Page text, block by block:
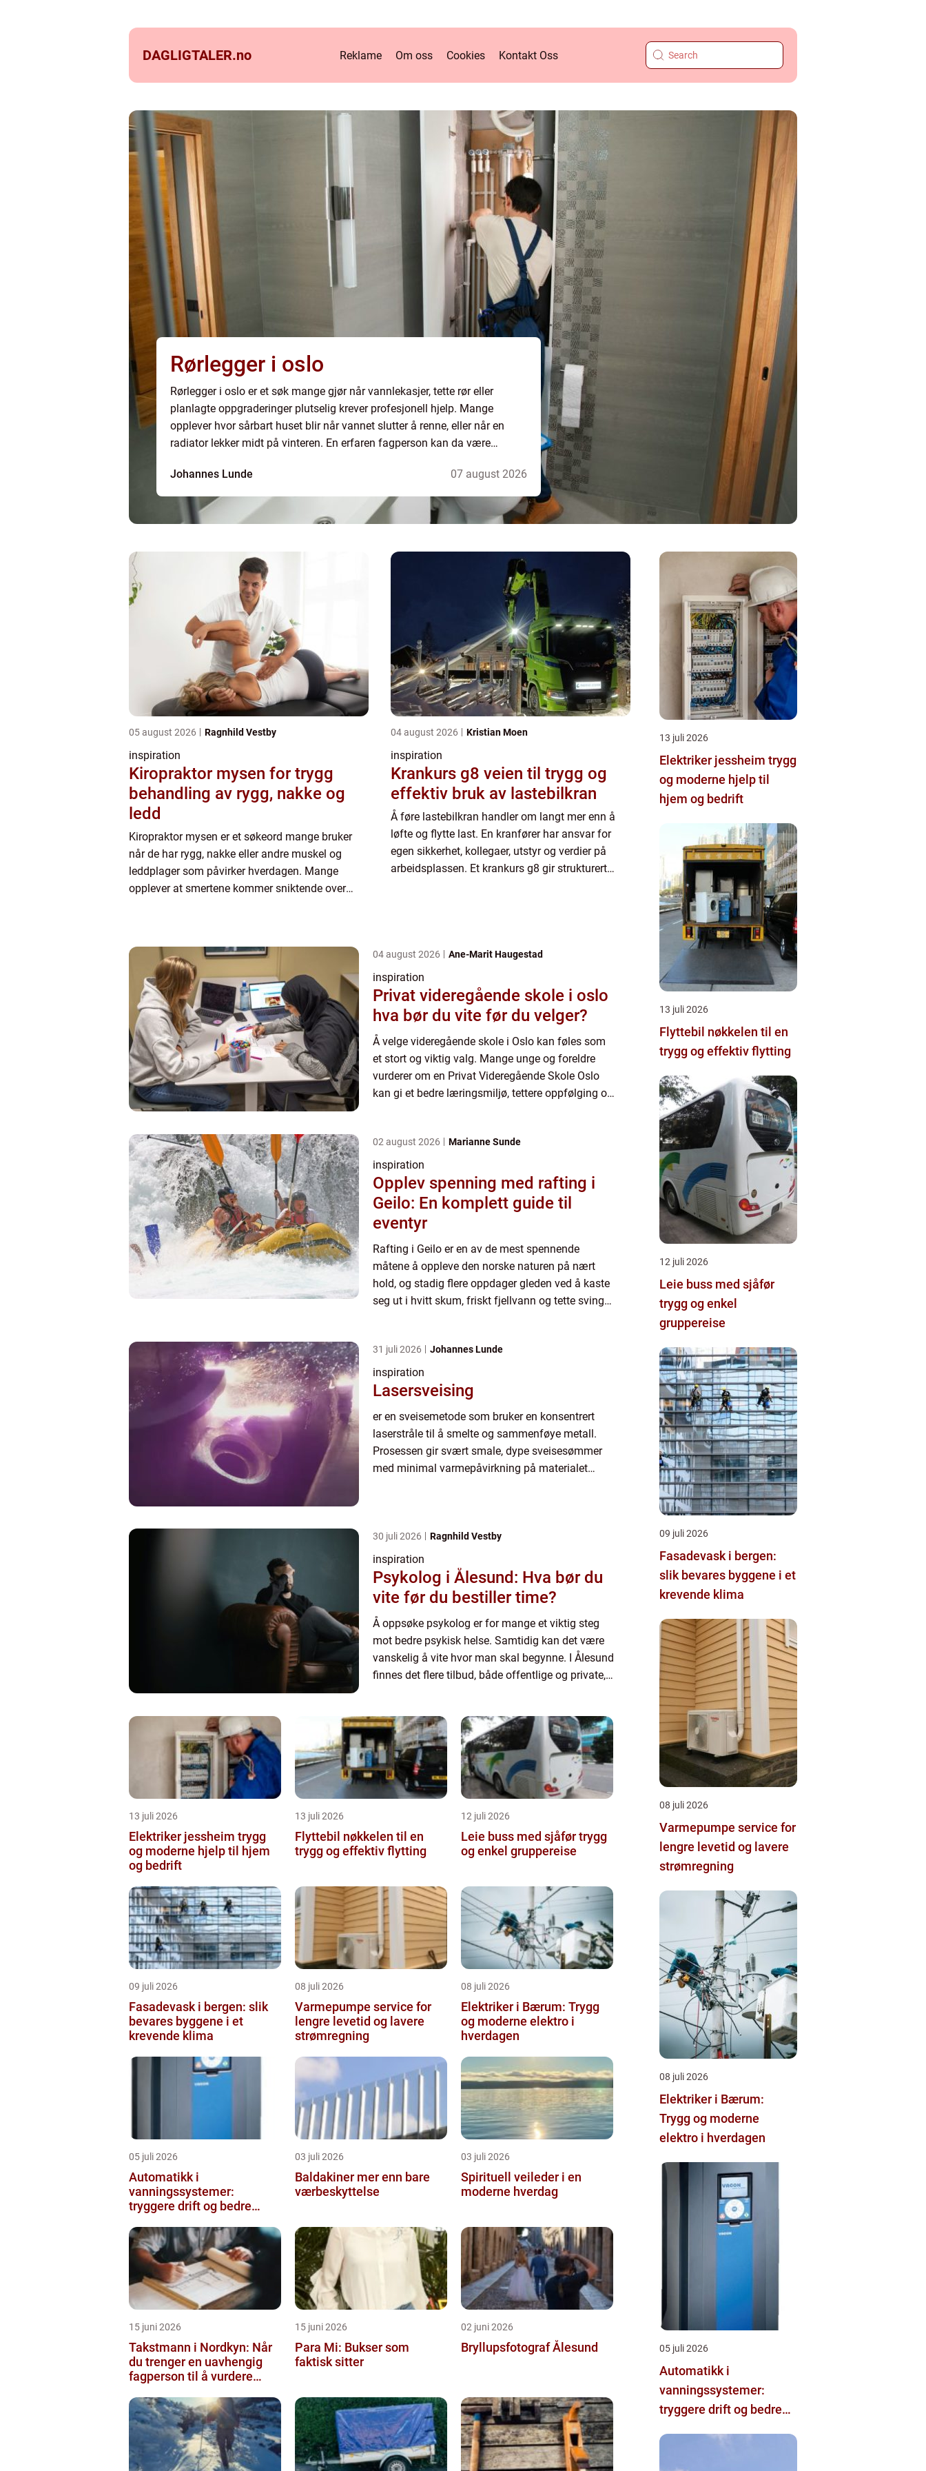
DAGLIGTALER.no Reklame Om oss Cookies Kontakt Oss
Rørlegger i oslo
Rørlegger i oslo er et søk mange gjør når vannlekasjer, tette rør eller
planlagte oppgraderinger plutselig krever profesjonell hjelp. Mange
opplever hvor sårbart huset blir når vannet slutter å renne, eller når en
radiator lekker midt på vinteren. En erfaren fagperson kan da være
Johannes Lunde
07 august 2026
05 august 2026 Ragnhild Vestby
inspiration
Kiropraktor mysen for trygg
behandling av rygg, nakke og
ledd
Kiropraktor mysen er et søkeord mange bruker
når de har rygg, nakke eller andre muskel og
leddplager som påvirker hverdagen. Mange
opplever at smertene kommer sniktende over
04 august 2026 Kristian Moen
inspiration
Krankurs g8 veien til trygg og
effektiv bruk av lastebilkran
Å føre lastebilkran handler om langt mer enn å
løfte og flytte last. En kranfører har ansvar for
egen sikkerhet, kollegaer, utstyr og verdier på
arbeidsplassen. Et krankurs g8 gir strukturert
04 august 2026 Ane-Marit Haugestad
inspiration
Privat videregående skole i oslo
hva bør du vite før du velger?
Å velge videregående skole i Oslo kan føles som
et stort og viktig valg. Mange unge og foreldre
vurderer om en Privat Videregående Skole Oslo
kan gi et bedre læringsmiljø, tettere oppfølging og
02 august 2026 Marianne Sunde
inspiration
Opplev spenning med rafting i
Geilo: En komplett guide til
eventyr
Rafting i Geilo er en av de mest spennende
måtene å oppleve den norske naturen på nært
hold, og stadig flere oppdager gleden ved å kaste
seg ut i hvitt skum, friskt fjellvann og tette svinger.
31 juli 2026 Johannes Lunde
inspiration
Lasersveising
er en sveisemetode som bruker en konsentrert
laserstråle til å smelte og sammenføye metall.
Prosessen gir svært smale, dype sveisesømmer
med minimal varmepåvirkning på materialet
30 juli 2026 Ragnhild Vestby
inspiration
Psykolog i Ålesund: Hva bør du
vite før du bestiller time?
Å oppsøke psykolog er for mange et viktig steg
mot bedre psykisk helse. Samtidig kan det være
vanskelig å vite hvor man skal begynne. I Ålesund
finnes det flere tilbud, både offentlige og private,
13 juli 2026
Elektriker jessheim trygg
og moderne hjelp til hjem
og bedrift
13 juli 2026
Flyttebil nøkkelen til en
trygg og effektiv flytting
12 juli 2026
Leie buss med sjåfør trygg
og enkel gruppereise
09 juli 2026
Fasadevask i bergen: slik
bevares byggene i et
krevende klima
08 juli 2026
Varmepumpe service for
lengre levetid og lavere
strømregning
08 juli 2026
Elektriker i Bærum: Trygg
og moderne elektro i
hverdagen
05 juli 2026
Automatikk i
vanningssystemer:
tryggere drift og bedre
03 juli 2026
Baldakiner mer enn bare
værbeskyttelse
03 juli 2026
Spirituell veileder i en
moderne hverdag
15 juni 2026
Takstmann i Nordkyn: Når
du trenger en uavhengig
fagperson til å vurdere
15 juni 2026
Para Mi: Bukser som
faktisk sitter
02 juni 2026
Bryllupsfotograf Ålesund
13 juli 2026
Elektriker jessheim trygg
og moderne hjelp til
hjem og bedrift
13 juli 2026
Flyttebil nøkkelen til en
trygg og effektiv flytting
12 juli 2026
Leie buss med sjåfør
trygg og enkel
gruppereise
09 juli 2026
Fasadevask i bergen:
slik bevares byggene i et
krevende klima
08 juli 2026
Varmepumpe service for
lengre levetid og lavere
strømregning
08 juli 2026
Elektriker i Bærum:
Trygg og moderne
elektro i hverdagen
05 juli 2026
Automatikk i
vanningssystemer:
tryggere drift og bedre